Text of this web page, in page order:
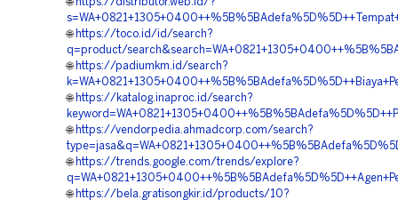
🌐 https://distributor.web.id/?
🌐 https://toco.id/id/search?
q=product/
🌐 https://padiumkm.id/search?
🌐 https://katalog.inaproc.id/search?
🌐 https://vendorpedia.ahmadcorp.com/search?
🌐 https://trends.google.com/trends/explore?
🌐 https://bela.gratisongkir.id/products/10?